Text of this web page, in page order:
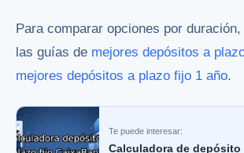
Para comparar opciones por
las guías de mejores depósitos a
mejores depósitos a plazo fijo 1 año.
Te puede interesar:
Calculadora de depósito